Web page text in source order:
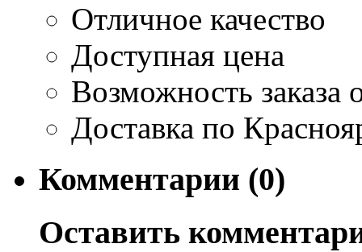
Отличное качество
Доступная цена
Возможность заказа
Доставка по
Комментарии (0)
Оставить